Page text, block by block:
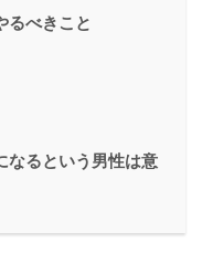
るべきこと
なるという男性は意